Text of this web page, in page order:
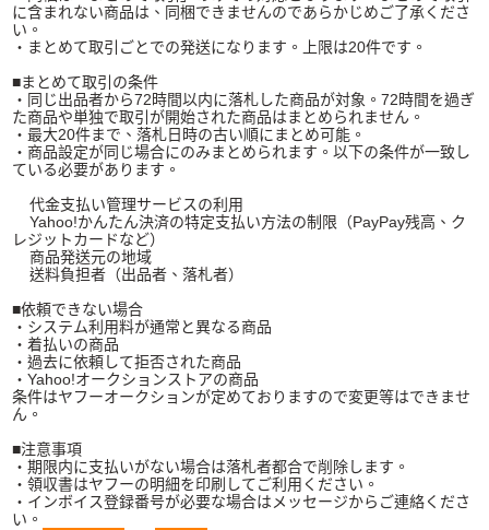
に含まれない商品は、同梱できませんのであらかじめご了承くださ
い。
・まとめて取引ごとでの発送になります。上限は20件です。
■まとめて取引の条件
・同じ出品者から72時間以内に落札した商品が対象。72時間を過ぎ
た商品や単独で取引が開始された商品はまとめられません。
・最大20件まで、落札日時の古い順にまとめ可能。
・商品設定が同じ場合にのみまとめられます。以下の条件が一致し
ている必要があります。
代金支払い管理サービスの利用
Yahoo!かんたん決済の特定支払い方法の制限（PayPay残高、ク
レジットカードなど）
商品発送元の地域
送料負担者（出品者、落札者）
■依頼できない場合
・システム利用料が通常と異なる商品
・着払いの商品
・過去に依頼して拒否された商品
・Yahoo!オークションストアの商品
条件はヤフーオークションが定めておりますので変更等はできませ
ん。
■注意事項
・期限内に支払いがない場合は落札者都合で削除します。
・領収書はヤフーの明細を印刷してご利用ください。
・インボイス登録番号が必要な場合はメッセージからご連絡くださ
い。